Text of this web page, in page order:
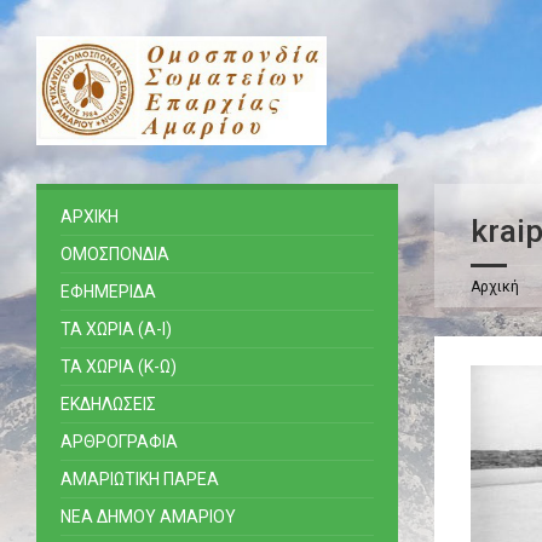
Αρχική
ΑΡΧΙΚΗ
ΟΜΟΣΠΟΝΔΙΑ
ΕΦΗΜΕΡΙΔΑ
ΤΑ ΧΩΡΙΑ (Α-Ι)
ΤΑ ΧΩΡΙΑ (Κ-Ω)
ΕΚΔΗΛΩΣΕΙΣ
ΑΡΘΡΟΓΡΑΦΙΑ
ΑΜΑΡΙΩΤΙΚΗ ΠΑΡΕΑ
ΝΕΑ ΔΗΜΟΥ ΑΜΑΡΙΟΥ